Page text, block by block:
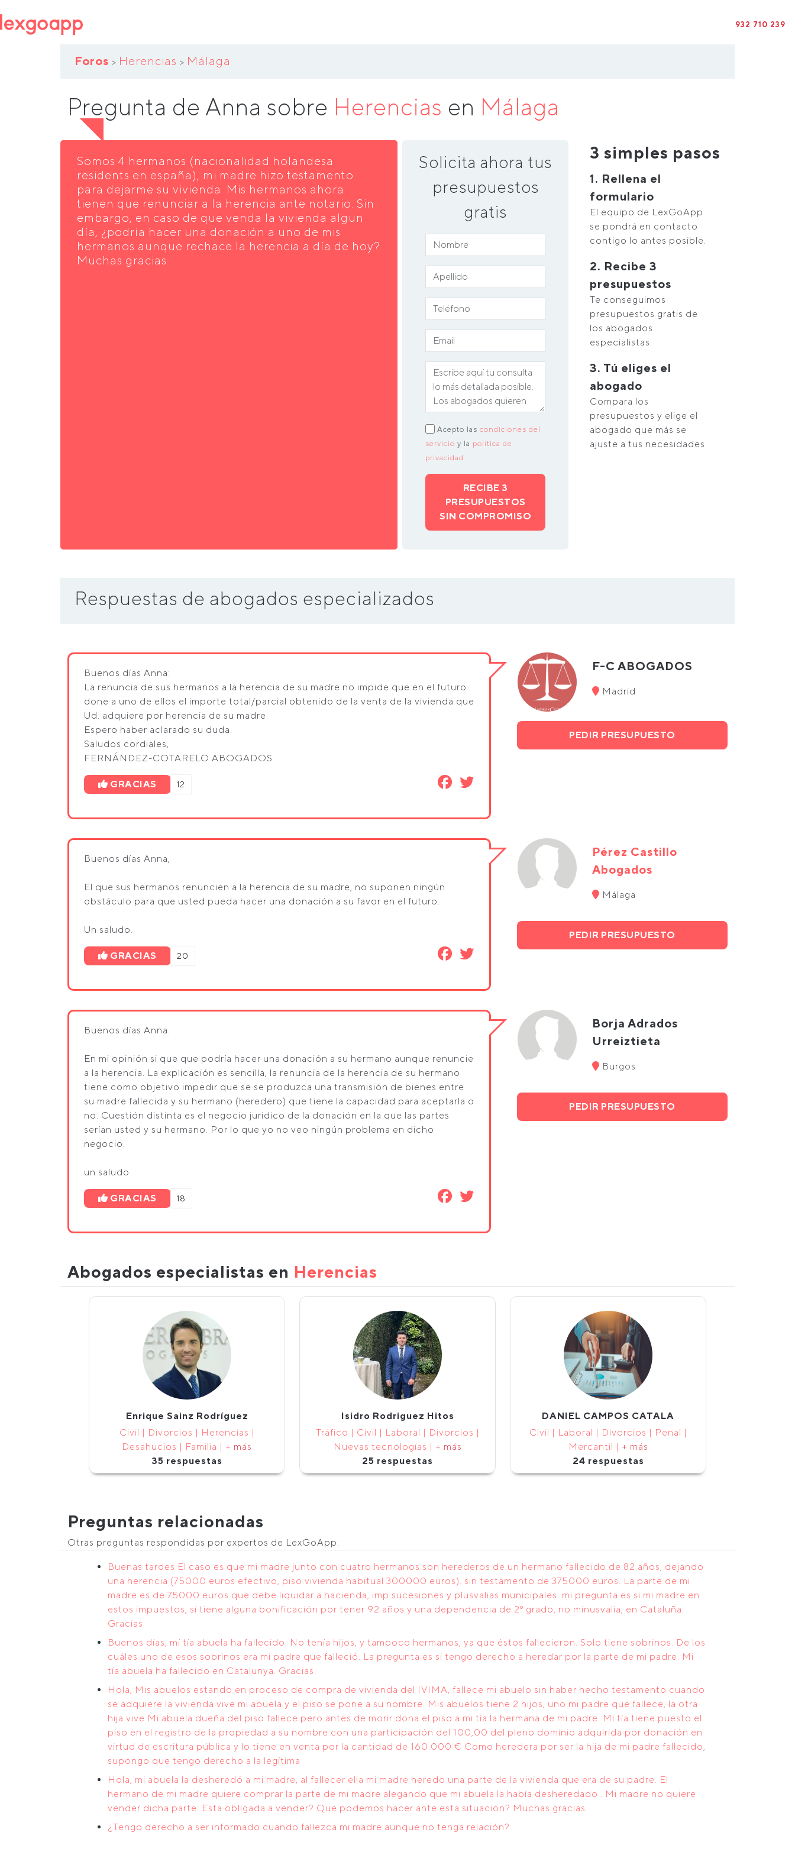
932 710 239
Foros > Herencias > Málaga
Pregunta de Anna sobre Herencias en Málaga
Somos 4 hermanos (nacionalidad holandesa
residents en españa), mi madre hizo testamento
para dejarme su vivienda. Mis hermanos ahora
tienen que renunciar a la herencia ante notario. Sin
embargo, en caso de que venda la vivienda algun
día, ¿podría hacer una donación a uno de mis
hermanos aunque rechace la herencia a día de hoy?
Muchas gracias
Solicita ahora tus
presupuestos
gratis
Acepto las condiciones del
servicio y la política de
privacidad
RECIBE 3
PRESUPUESTOS
SIN COMPROMISO
3 simples pasos
1. Rellena el
formulario
El equipo de LexGoApp
se pondrá en contacto
contigo lo antes posible.
2. Recibe 3
presupuestos
Te conseguimos
presupuestos gratis de
los abogados
especialistas
3. Tú eliges el
abogado
Compara los
presupuestos y elige el
abogado que más se
ajuste a tus necesidades.
Respuestas de abogados especializados
Buenos días Anna:
La renuncia de sus hermanos a la herencia de su madre no impide que en el futuro
done a uno de ellos el importe total/parcial obtenido de la venta de la vivienda que
Ud. adquiere por herencia de su madre.
Espero haber aclarado su duda.
Saludos cordiales,
FERNÁNDEZ-COTARELO ABOGADOS
GRACIAS 12
F-C ABOGADOS
Madrid
PEDIR PRESUPUESTO
Buenos días Anna,
El que sus hermanos renuncien a la herencia de su madre, no suponen ningún
obstáculo para que usted pueda hacer una donación a su favor en el futuro.
Un saludo.
GRACIAS 20
Pérez Castillo
Abogados
Málaga
PEDIR PRESUPUESTO
Buenos días Anna:
En mi opinión si que que podría hacer una donación a su hermano aunque renuncie
a la herencia. La explicación es sencilla, la renuncia de la herencia de su hermano
tiene como objetivo impedir que se se produzca una transmisión de bienes entre
su madre fallecida y su hermano (heredero) que tiene la capacidad para aceptarla o
no. Cuestión distinta es el negocio juridico de la donación en la que las partes
serían usted y su hermano. Por lo que yo no veo ningún problema en dicho
negocio.
un saludo
GRACIAS 18
Borja Adrados
Urreiztieta
Burgos
PEDIR PRESUPUESTO
Abogados especialistas en Herencias
Enrique Sainz Rodríguez
Civil | Divorcios | Herencias |
Desahucios | Familia | + más
35 respuestas
Isidro Rodriguez Hitos
Tráfico | Civil | Laboral | Divorcios |
Nuevas tecnologías | + más
25 respuestas
DANIEL CAMPOS CATALA
Civil | Laboral | Divorcios | Penal |
Mercantil | + más
24 respuestas
Preguntas relacionadas
Otras preguntas respondidas por expertos de LexGoApp:
Buenas tardes El caso es que mi madre junto con cuatro hermanos son herederos de un hermano fallecido de 82 años, dejando
una herencia (75000 euros efectivo, piso vivienda habitual 300000 euros). sin testamento de 375000 euros. La parte de mi
madre es de 75000 euros que debe liquidar a hacienda, imp.sucesiones y plusvalias municipales. mi pregunta es si mi madre en
estos impuestos, si tiene alguna bonificación por tener 92 años y una dependencia de 2º grado, no minusvalía, en Cataluña.
Gracias
Buenos días, mí tía abuela ha fallecido. No tenía hijos, y tampoco hermanos, ya que éstos fallecieron. Solo tiene sobrinos. De los
cuáles uno de esos sobrinos era mi padre que falleció. La pregunta es si tengo derecho a heredar por la parte de mi padre. Mi
tía abuela ha fallecido en Catalunya. Gracias.
Hola, Mis abuelos estando en proceso de compra de vivienda del IVIMA, fallece mi abuelo sin haber hecho testamento cuando
se adquiere la vivienda vive mi abuela y el piso se pone a su nombre. Mis abuelos tiene 2 hijos, uno mi padre que fallece, la otra
hija vive Mi abuela dueña del piso fallece pero antes de morir dona el piso a mi tía la hermana de mi padre. Mi tía tiene puesto el
piso en el registro de la propiedad a su nombre con una participación del 100,00 del pleno dominio adquirida por donación en
virtud de escritura pública y lo tiene en venta por la cantidad de 160.000 € Como heredera por ser la hija de mi padre fallecido,
supongo que tengo derecho a la legítima
Hola, mi abuela la desheredó a mi madre, al fallecer ella mi madre heredo una parte de la vivienda que era de su padre. El
hermano de mi madre quiere comprar la parte de mi madre alegando que mi abuela la había desheredado . Mi madre no quiere
vender dicha parte. Esta obligada a vender? Que podemos hacer ante esta situación? Muchas gracias.
¿Tengo derecho a ser informado cuando fallezca mi madre aunque no tenga relación?